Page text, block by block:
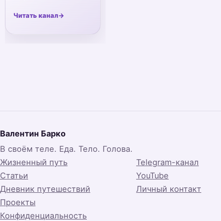
Читать канал→
Валентин Барко
В своём теле. Еда. Тело. Голова.
Жизненный путь
Статьи
Дневник путешествий
Telegram-канал
YouTube
Личный контакт
Проекты
Конфиденциальность